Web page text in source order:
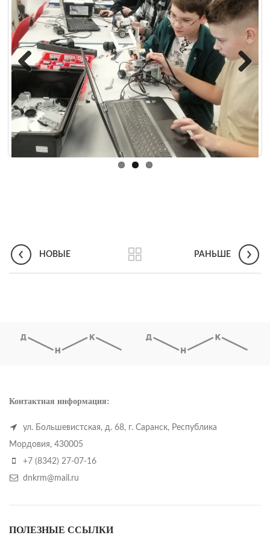
Previous Next
НОВЫЕ РАНЬШЕ
Контактная информация:
ул. Большевистская, д. 68, г. Саранск, Республика
Мордовия, 430005
+7 (8342) 27-07-16
dnkrm@mail.ru
ПОЛЕЗНЫЕ ССЫЛКИ